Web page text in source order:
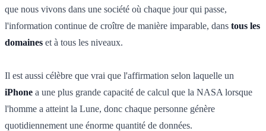
que nous vivons dans une société où chaque jour qui passe,
l'information continue de croître de manière imparable, dans tous les
domaines et à tous les niveaux.
Il est aussi célèbre que vrai que l'affirmation selon laquelle un
iPhone a une plus grande capacité de calcul que la NASA lorsque
l'homme a atteint la Lune, donc chaque personne génère
quotidiennement une énorme quantité de données.